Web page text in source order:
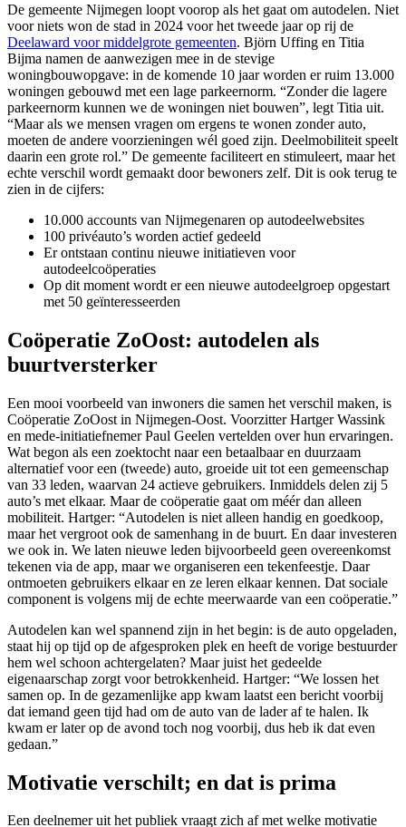
De gemeente Nijmegen loopt voorop als het gaat om autodelen. Niet
voor niets won de stad in 2024 voor het tweede jaar op rij de
Deelaward voor middelgrote gemeenten. Björn Uffing en Titia
Bijma namen de aanwezigen mee in de stevige
woningbouwopgave: in de komende 10 jaar worden er ruim 13.000
woningen gebouwd met een lage parkeernorm. “Zonder die lagere
parkeernorm kunnen we de woningen niet bouwen”, legt Titia uit.
“Maar als we mensen vragen om ergens te wonen zonder auto,
moeten de andere voorzieningen wél goed zijn. Deelmobiliteit speelt
daarin een grote rol.” De gemeente faciliteert en stimuleert, maar het
echte verschil wordt gemaakt door bewoners zelf. Dit is ook terug te
zien in de cijfers:
10.000 accounts van Nijmegenaren op autodeelwebsites
100 privéauto’s worden actief gedeeld
Er ontstaan continu nieuwe initiatieven voor
autodeelcoöperaties
Op dit moment wordt er een nieuwe autodeelgroep opgestart
met 50 geïnteresseerden
Coöperatie ZoOost: autodelen als
buurtversterker
Een mooi voorbeeld van inwoners die samen het verschil maken, is
Coöperatie ZoOost in Nijmegen-Oost. Voorzitter Hartger Wassink
en mede-initiatiefnemer Paul Geelen vertelden over hun ervaringen.
Wat begon als een zoektocht naar een betaalbaar en duurzaam
alternatief voor een (tweede) auto, groeide uit tot een gemeenschap
van 33 leden, waarvan 24 actieve gebruikers. Inmiddels delen zij 5
auto’s met elkaar. Maar de coöperatie gaat om méér dan alleen
mobiliteit. Hartger: “Autodelen is niet alleen handig en goedkoop,
maar het vergroot ook de samenhang in de buurt. En daar investeren
we ook in. We laten nieuwe leden bijvoorbeeld geen overeenkomst
tekenen via de app, maar we organiseren een tekenfeestje. Daar
ontmoeten gebruikers elkaar en ze leren elkaar kennen. Dat sociale
component is volgens mij de echte meerwaarde van een coöperatie.”
Autodelen kan wel spannend zijn in het begin: is de auto opgeladen,
staat hij op tijd op de afgesproken plek en heeft de vorige bestuurder
hem wel schoon achtergelaten? Maar juist het gedeelde
eigenaarschap zorgt voor betrokkenheid. Hartger: “We lossen het
samen op. In de gezamenlijke app kwam laatst een bericht voorbij
dat iemand geen tijd had om de auto van de lader af te halen. Ik
kwam er later op de avond toch nog voorbij, dus heb ik dat even
gedaan.”
Motivatie verschilt; en dat is prima
Een deelnemer uit het publiek vraagt zich af met welke motivatie